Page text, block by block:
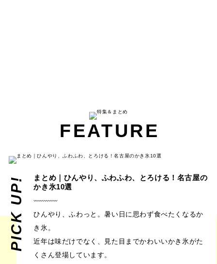
FEATURE
PICK UP!
まとめ｜ひんやり、ふわふわ、とろける！名古屋の
かき氷10選
ひんやり、ふわっと。暑い日に思わず食べたくなるか
き氷。
近年は味だけでなく、見た目までかわいいかき氷がた
くさん登場しています。